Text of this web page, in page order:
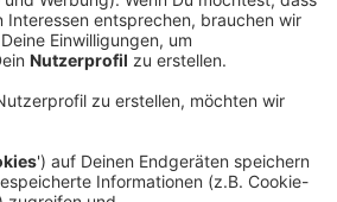
in Havixbeck, Nottuln und
Besucher als vor einem Jahr.
Olfen aus. Schuld sind die
das oft kühle Wetter. Das
heute (5. September) die
Wetter ändert daran nichts. Das